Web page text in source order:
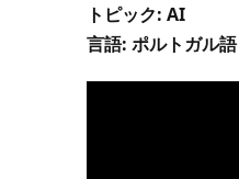
トピック: AI
言語: ポルトガル語